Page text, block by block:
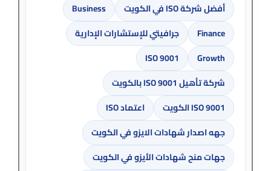
أفضل شركة ISO في الكويت
Business
Finance
جرافيتي للإستشارات الإدارية
Growth
ISO 9001
شركة تأهيل ISO 9001 بالكويت
ISO 9001 الكويت
اعتماد ISO
جهه اصدار شهادات الايزو في الكويت
جهات منح شهادات الأيزو في الكويت